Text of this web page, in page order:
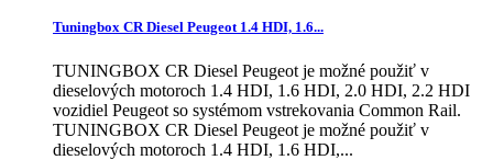
Tuningbox CR Diesel Peugeot 1.4 HDI, 1.6...
TUNINGBOX CR Diesel Peugeot je možné použiť v
dieselových motoroch 1.4 HDI, 1.6 HDI, 2.0 HDI, 2.2 HDI
vozidiel Peugeot so systémom vstrekovania Common Rail.
TUNINGBOX CR Diesel Peugeot je možné použiť v
dieselových motoroch 1.4 HDI, 1.6 HDI,...